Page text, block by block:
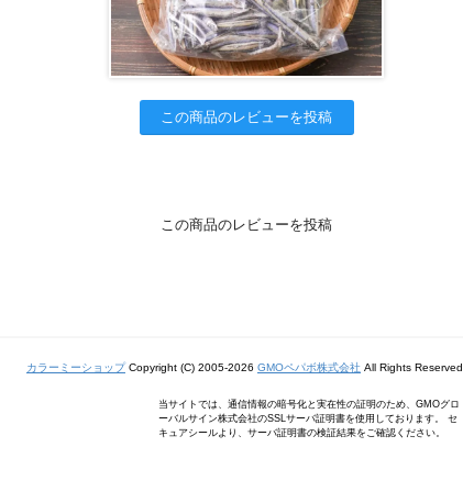
この商品のレビューを投稿
この商品のレビューを投稿
カラーミーショップCopyright (C) 2005-2026 GMOペパボ株式会社 All Rights Reserved.
当サイトでは、通信情報の暗号化と実在性の証明のため、GMOグロ
ーバルサイン株式会社のSSLサーバ証明書を使用しております。 セ
キュアシールより、サーバ証明書の検証結果をご確認ください。